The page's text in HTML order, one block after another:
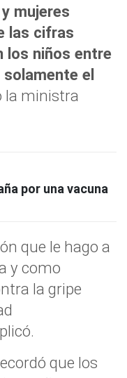
mujeres
las cifras
los niños entre
el
la ministra
por una vacuna
que le hago a
y como
la gripe
que los